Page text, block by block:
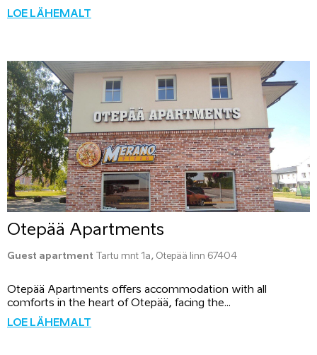
LOE LÄHEMALT
Otepää Apartments
Guest apartment Tartu mnt 1a, Otepää linn 67404
Otepää Apartments offers accommodation with all
comforts in the heart of Otepää, facing the...
LOE LÄHEMALT